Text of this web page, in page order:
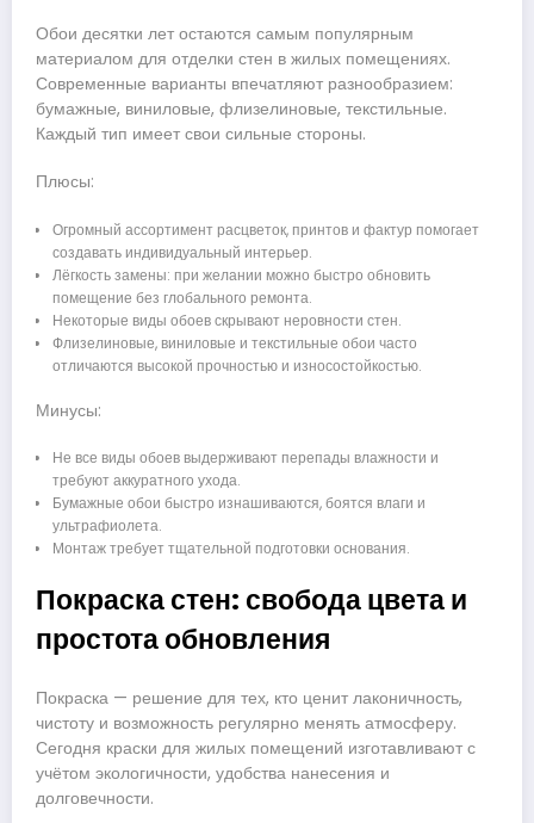
Обои десятки лет остаются самым популярным
материалом для отделки стен в жилых помещениях.
Современные варианты впечатляют разнообразием:
бумажные, виниловые, флизелиновые, текстильные.
Каждый тип имеет свои сильные стороны.
Плюсы:
Огромный ассортимент расцветок, принтов и фактур помогает
создавать индивидуальный интерьер.
Лёгкость замены: при желании можно быстро обновить
помещение без глобального ремонта.
Некоторые виды обоев скрывают неровности стен.
Флизелиновые, виниловые и текстильные обои часто
отличаются высокой прочностью и износостойкостью.
Минусы:
Не все виды обоев выдерживают перепады влажности и
требуют аккуратного ухода.
Бумажные обои быстро изнашиваются, боятся влаги и
ультрафиолета.
Монтаж требует тщательной подготовки основания.
Покраска стен: свобода цвета и
простота обновления
Покраска — решение для тех, кто ценит лаконичность,
чистоту и возможность регулярно менять атмосферу.
Сегодня краски для жилых помещений изготавливают с
учётом экологичности, удобства нанесения и
долговечности.